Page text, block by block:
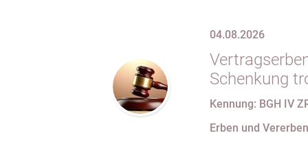
04.08.2026
Schenkung
Kennung: BGH IV
Erben und Vererben